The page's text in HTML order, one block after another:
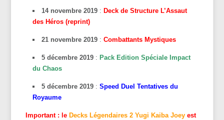
14 novembre 2019 : Deck de Structure L’Assaut
des Héros (reprint)
21 novembre 2019 :Combattants Mystiques
5 décembre 2019 : Pack Edition Spéciale Impact
du Chaos
5 décembre 2019 :Speed Duel Tentatives du
Royaume
Important : le Decks Légendaires 2 Yugi Kaiba Joey est